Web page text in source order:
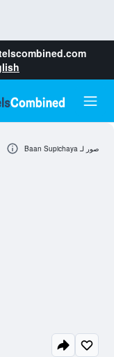
صور لـ Baan Supichaya